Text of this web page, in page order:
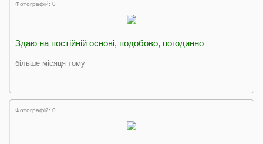
Фотографій: 0
Здаю на постійній основі, подобово, погодинно
більше місяця тому
Фотографій: 0